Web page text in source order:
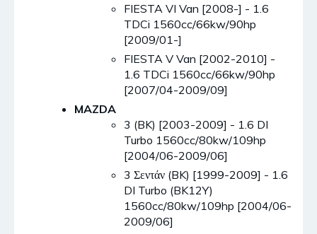
FIESTA VI Van [2008-] - 1.6
TDCi 1560cc/66kw/90hp
[2009/01-]
FIESTA V Van [2002-2010] -
1.6 TDCi 1560cc/66kw/90hp
[2007/04-2009/09]
MAZDA
3 (BK) [2003-2009] - 1.6 DI
Turbo 1560cc/80kw/109hp
[2004/06-2009/06]
3 Σεντάν (BK) [1999-2009] - 1.6
DI Turbo (BK12Y)
1560cc/80kw/109hp [2004/06-
2009/06]